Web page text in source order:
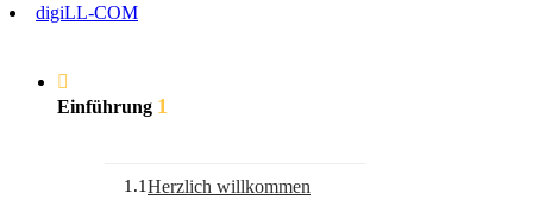
digiLL-COM
Einführung 1
1.1Herzlich willkommen